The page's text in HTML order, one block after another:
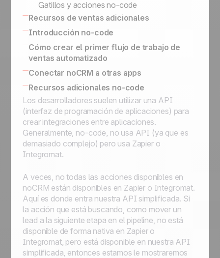
Gatillos y acciones no-code
Recursos de ventas adicionales
SPIN Selling
El directorio de expertos en ventas
Introducción no-code
Aplicaciones no-code
Cómo crear el primer flujo de trabajo de
ventas automatizado
Usar El Butler para Automatizaciones en
Conecte noCRM a Zapier y Make
(anteriormente Integromat)
Cómo construir una herramienta de
automatización de correo electrónico
usando Zapier
Asigne un lead, envíe un correo electrónico,
muévalo al siguiente paso, luego
Asigne un lead entrante que cumpla una
condición a un vendedor
Asigne un lead entrante a un comercial de
su elección
Cómo empezar con la automatización:
automatice los flujos de trabajo para
optimizar los procesos
Conectar noCRM a otras apps
Como conectar noCRM a tu Sistema de
Información interno
Conectar noCRM a otras Aplicaciones
Recursos adicionales no-code
Los desarrolladores suelen utilizar una API
(interfaz de programación de aplicaciones) para
crear integraciones entre aplicaciones.
Generalmente, no-code, no usa API (ya que es
demasiado complejo) pero usa Zapier o
Integromat.
A veces, no todas las acciones disponibles en
noCRM están disponibles en Zapier o Integromat.
Aquí es donde entra nuestra API simplificada. Si
la acción que está buscando, como mover un
lead a la siguiente etapa en el pipeline, no está
disponible de forma nativa en Zapier o
Integromat, pero está disponible en nuestra API
simplificada, entonces estamos le mostraremos